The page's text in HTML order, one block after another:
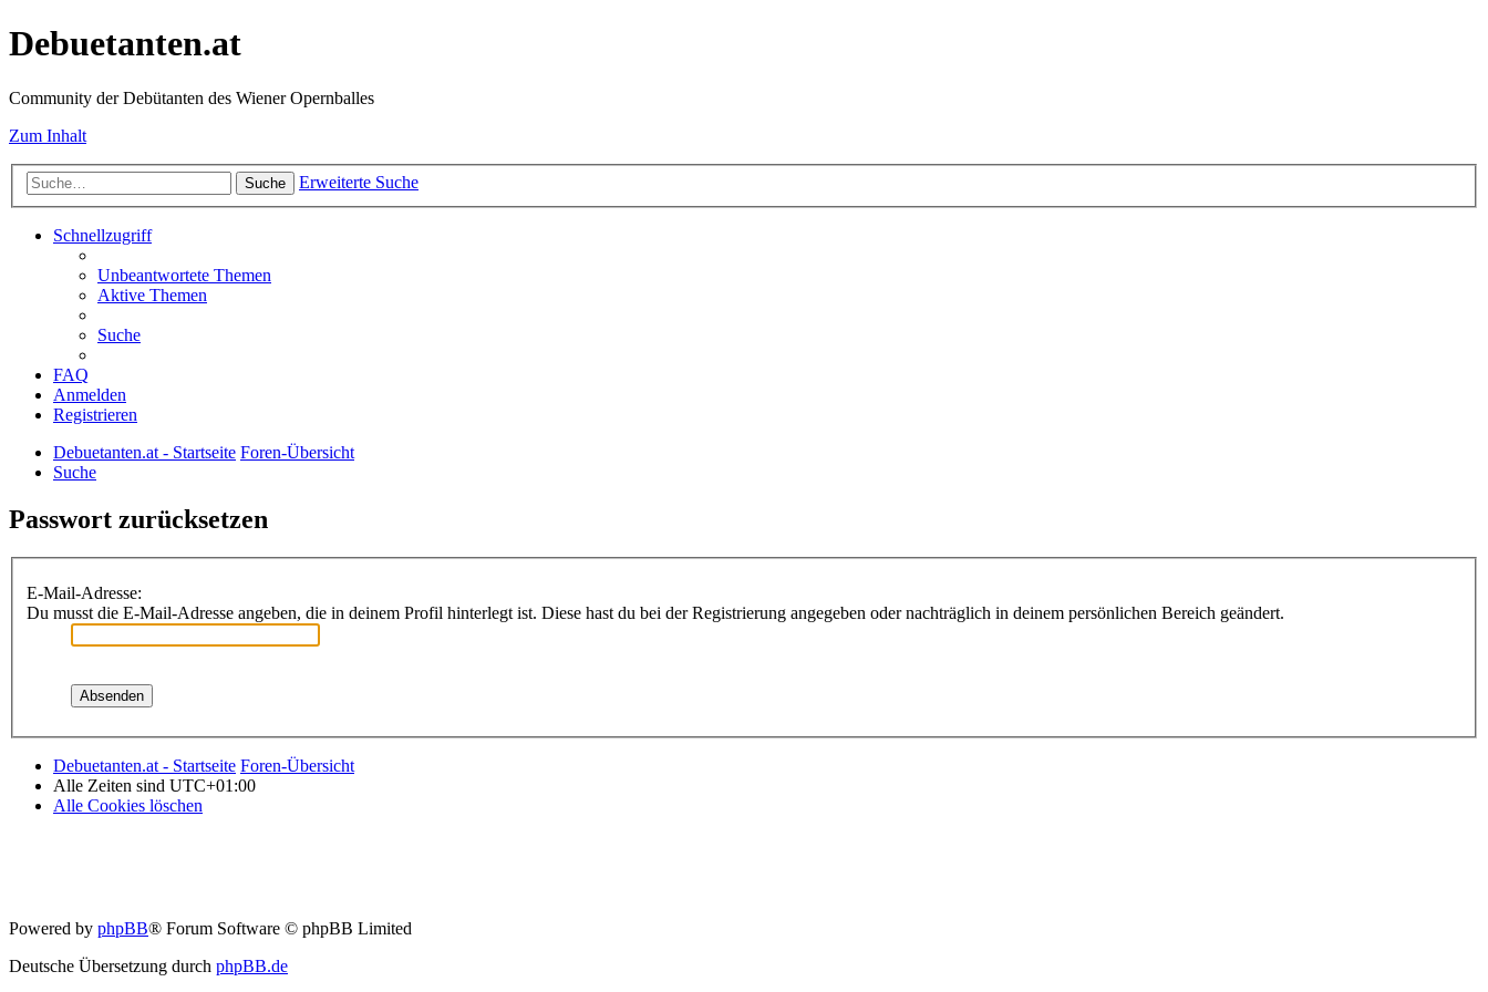
Debuetanten.at
Community der Debütanten des Wiener Opernballes
Zum Inhalt
Suche Erweiterte Suche
Schnellzugriff
Unbeantwortete Themen
Aktive Themen
Suche
FAQ
Anmelden
Registrieren
Debuetanten.at - Startseite Foren-Übersicht
Suche
Passwort zurücksetzen
E-Mail-Adresse:
Du musst die E-Mail-Adresse angeben, die in deinem Profil hinterlegt ist. Diese hast du bei der Registrierung angegeben oder nachträglich in deinem persönlichen Bereich geändert.
Debuetanten.at - Startseite Foren-Übersicht
Alle Zeiten sind UTC+01:00
Alle Cookies löschen
Powered by phpBB® Forum Software © phpBB Limited
Deutsche Übersetzung durch phpBB.de